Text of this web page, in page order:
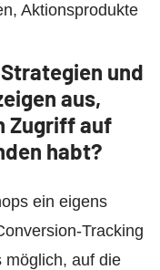
Aktionsprodukte
und
aus,
Zugriff auf
habt?
ein eigens
Tracking
möglich, auf die